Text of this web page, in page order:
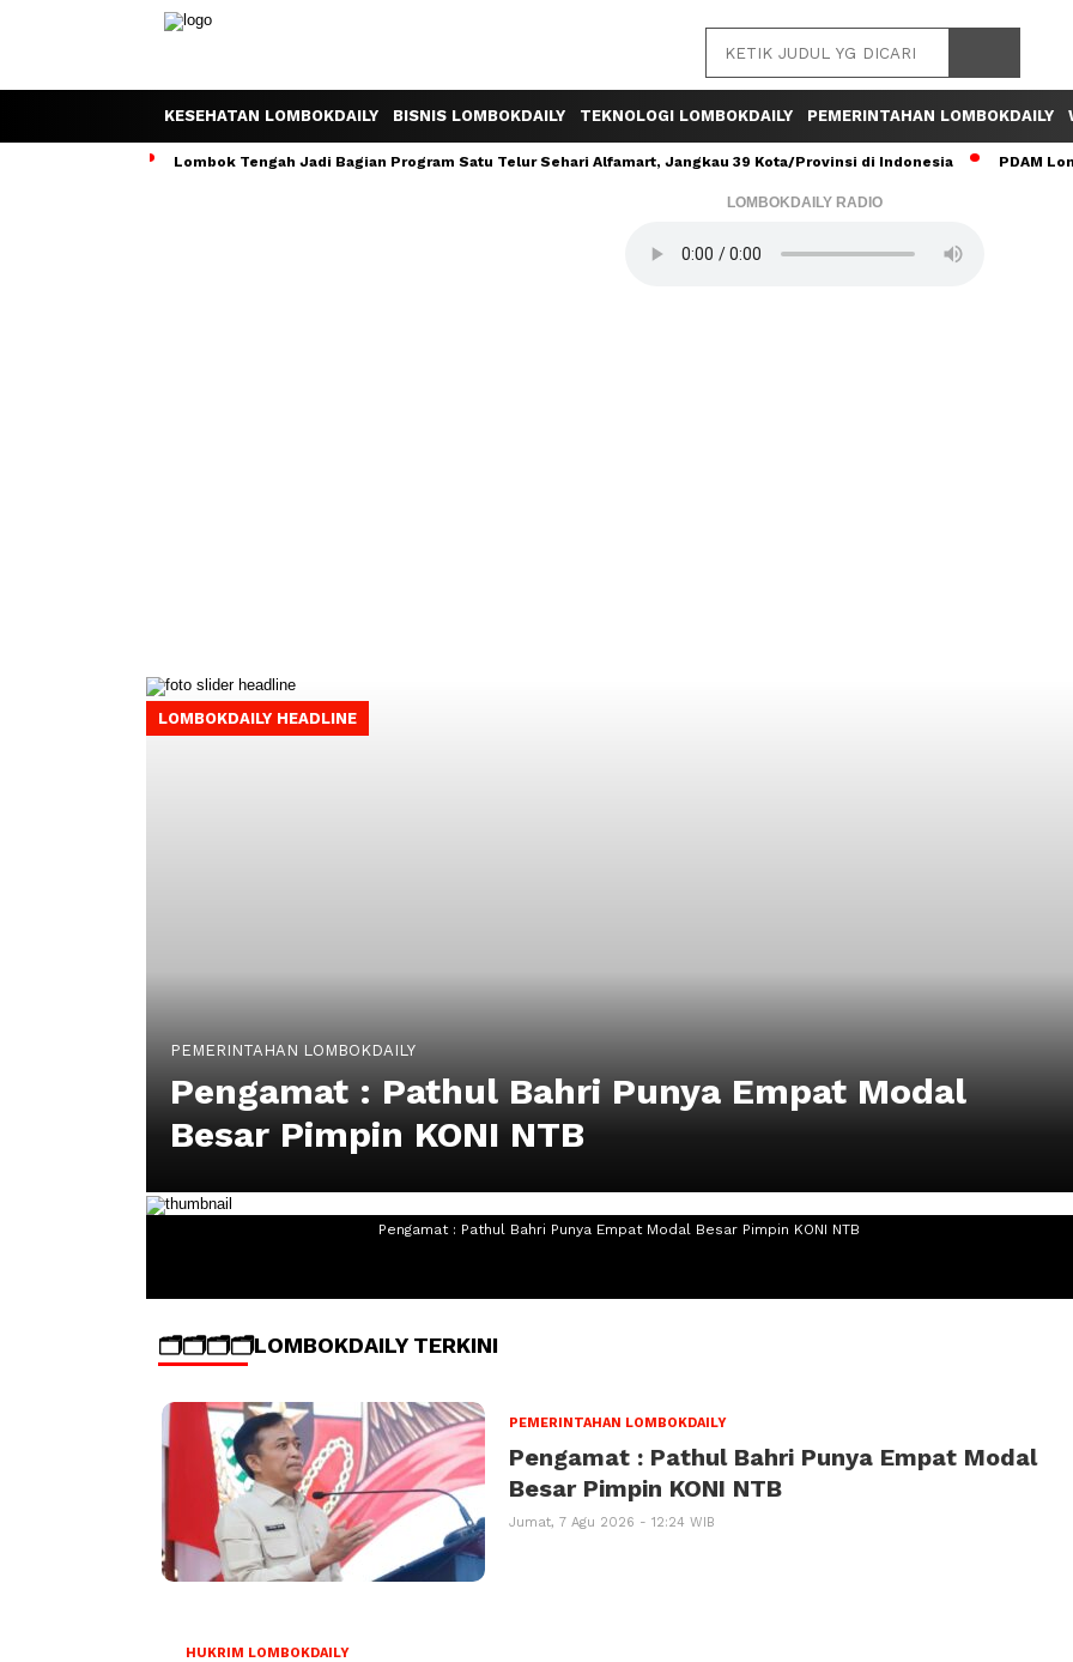
KESEHATAN LOMBOKDAILY BISNIS LOMBOKDAILY TEKNOLOGI LOMBOKDAILY PEMERINTAHAN LOMBOKDAILY
Lombok Tengah Jadi Bagian Program Satu Telur Sehari Alfamart, Jangkau 39 Kota/Provinsi di Indonesia PDAM
LOMBOKDAILY RADIO
LOMBOKDAILY HEADLINE
PEMERINTAHAN LOMBOKDAILY
Pengamat : Pathul Bahri Punya Empat Modal
Besar Pimpin KONI NTB
Pengamat : Pathul Bahri Punya Empat Modal Besar Pimpin KONI NTB
🗂️🗂️🗂️🗂️LOMBOKDAILY TERKINI
PEMERINTAHAN LOMBOKDAILY
Pengamat : Pathul Bahri Punya Empat Modal
Besar Pimpin KONI NTB
Jumat, 7 Agu 2026 - 12:24 WIB
HUKRIM LOMBOKDAILY